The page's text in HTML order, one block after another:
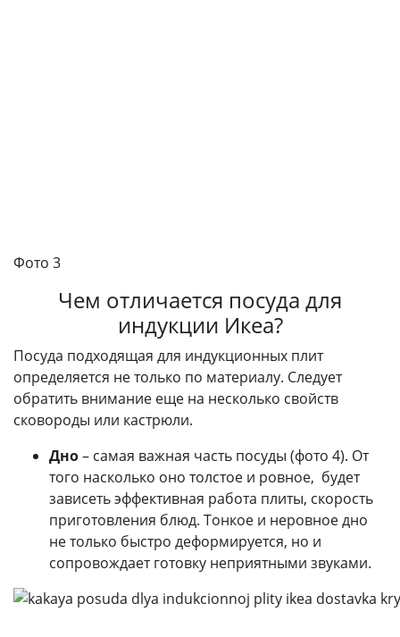
Фото 3
Чем отличается посуда для
индукции Икеа?
Посуда подходящая для индукционных плит
определяется не только по материалу. Следует
обратить внимание еще на несколько свойств
сковороды или кастрюли.
Дно– самая важная часть посуды (фото 4). От
того насколько оно толстое и ровное, будет
зависеть эффективная работа плиты, скорость
приготовления блюд. Тонкое и неровное дно
не только быстро деформируется, но и
сопровождает готовку неприятными звуками.